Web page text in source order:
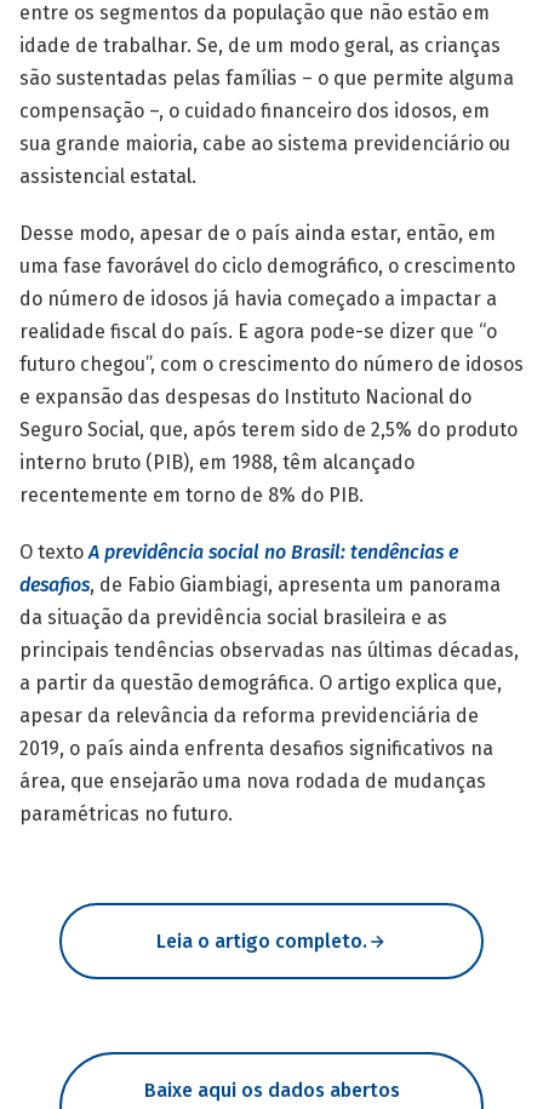
entre os segmentos da população que não estão em
idade de trabalhar. Se, de um modo geral, as crianças
são sustentadas pelas famílias – o que permite alguma
compensação –, o cuidado financeiro dos idosos, em
sua grande maioria, cabe ao sistema previdenciário ou
assistencial estatal.
Desse modo, apesar de o país ainda estar, então, em
uma fase favorável do ciclo demográfico, o crescimento
do número de idosos já havia começado a impactar a
realidade fiscal do país. E agora pode-se dizer que “o
futuro chegou”, com o crescimento do número de idosos
e expansão das despesas do Instituto Nacional do
Seguro Social, que, após terem sido de 2,5% do produto
interno bruto (PIB), em 1988, têm alcançado
recentemente em torno de 8% do PIB.
O textoA previdência social no Brasil: tendências e
desafios, de Fabio Giambiagi, apresenta um panorama
da situação da previdência social brasileira e as
principais tendências observadas nas últimas décadas,
a partir da questão demográfica. O artigo explica que,
apesar da relevância da reforma previdenciária de
2019, o país ainda enfrenta desafios significativos na
área, que ensejarão uma nova rodada de mudanças
paramétricas no futuro.
Leia o artigo completo.
Baixe aqui os dados abertos